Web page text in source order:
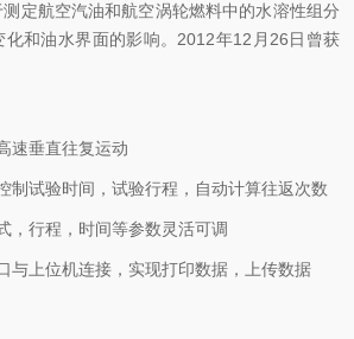
定航空汽油和航空涡轮燃料中的水溶性组分
化和油水界面的影响。2012年12月26日曾获
速垂直往复运动
制试验时间，试验行程，自动计算往返次数
，行程，时间等参数灵活可调
与上位机连接，实现打印数据，上传数据